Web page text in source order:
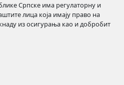
Српске има регулаторну и
лица која имају право на
из осигурања као и добробит